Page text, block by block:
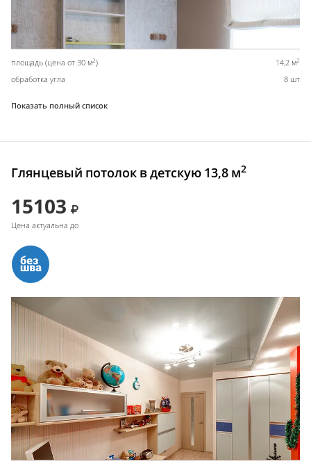
площадь (цена от 30 м2) 14,2 м2
обработка угла 8 шт
Показать полный список
Глянцевый потолок в детскую 13,8 м2
15103
Цена актуальна до